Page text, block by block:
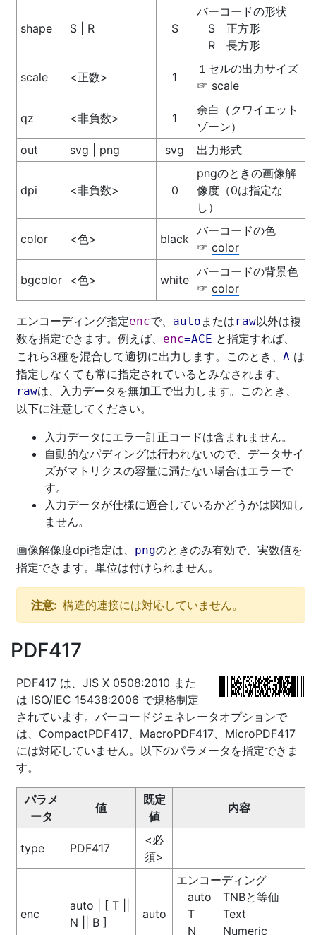
shape S | R S
バーコードの形状
S
正方形
R
長方形
scale <正数> 1
１セルの出力サイズ
☞ scale
qz <非負数> 1
余白（クワイエット
ゾーン）
out
svg | png svg 出力形式
dpi <非負数> 0
pngのときの画像解
像度（0は指定な
し）
color <色> black
バーコードの色
☞ color
bgcolor <色> white
バーコードの背景色
☞ color
エンコーディング指定encで、 auto またはraw以外は複
数を指定できます。例えば、 enc=ACE と指定すれば、
これら3種を混合して適切に出力します。このとき、 A は
指定しなくても常に指定されているとみなされます。
rawは、入力データを無加工で出力します。このとき、
以下に注意してください。
入力データにエラー訂正コードは含まれません。
自動的なパディングは行われないので、データサイ
ズがマトリクスの容量に満たない場合はエラーで
す。
入力データが仕様に適合しているかどうかは関知し
ません。
画像解像度dpi指定は、 pngのときのみ有効で、実数値を
指定できます。単位は付けられません。
注意: 構造的連接には対応していません。
PDF417
PDF417 は、JIS X 0508:2010 また
は ISO/IEC 15438:2006 で規格制定
されています。バーコードジェネレータオプションで
は、CompactPDF417、MacroPDF417、MicroPDF417
には対応していません。以下のパラメータを指定できま
す。
パラメ
ータ
値
既定
値
内容
type PDF417
<必
須>
enc
auto | [ T ||
N || B ]
auto
エンコーディング
auto
TNBと等価
T
Text
N
Numeric